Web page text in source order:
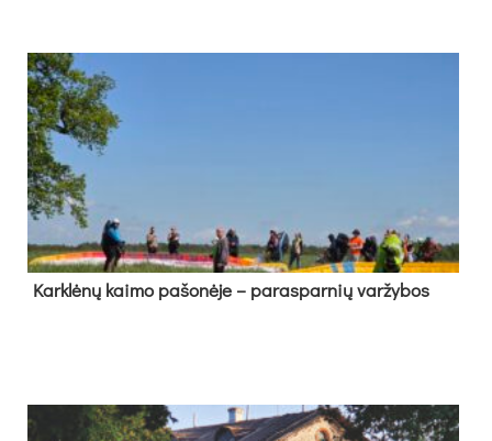
Kark­lė­nų kai­mo pa­šo­nė­je – pa­ras­par­nių var­žy­bos